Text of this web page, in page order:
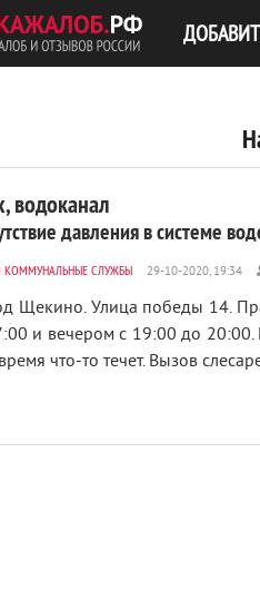
водоканал
давления в системе
СЛУЖБЫ
Щекино. Улица победы 14.
и вечером с 19:00 до 20:00.
что-то течет. Вызов